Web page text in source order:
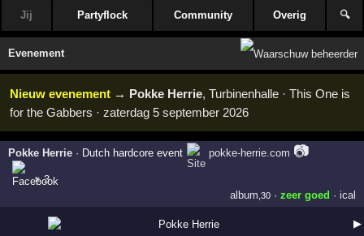
Jij Partyflock Community Overig 🔍
Evenement
Nieuw evenement → Pokke Herrie, Turbinenhalle · This One is
for the Gabbers · zaterdag 5 september 2026
Pokke Herrie · Dutch hardcore event pokke-herrie.com 📷
× 3
album ,30· zeer goed · ical
▶